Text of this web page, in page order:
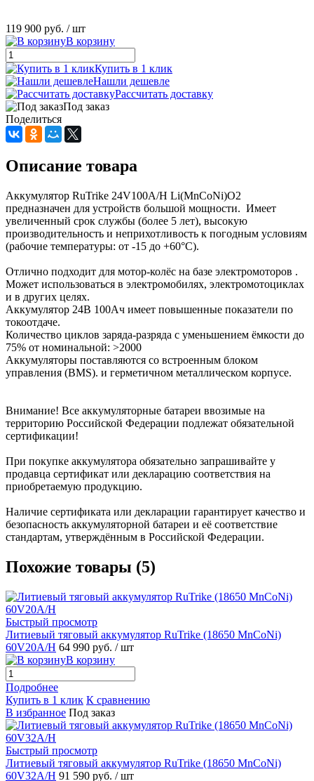
119 900 руб. / шт
В корзину
Купить в 1 клик
Нашли дешевле
Рассчитать доставку
Под заказ
Поделиться
Описание товара
Аккумулятор RuTrike 24V100A/H Li(MnCoNi)O2
предназначен для устройств большой мощности. Имеет
увеличенный срок службы (более 5 лет), высокую
производительность и неприхотливость к погодным условиям
(рабочие температуры: от -15 до +60°С).
Отлично подходит для мотор-колёс на базе электромоторов .
Может использоваться в электромобилях, электромотоциклах
и в других целях.
Аккумулятор 24В 100Ач имеет повышенные показатели по
токоотдаче.
Количество циклов заряда-разряда с уменьшением ёмкости до
75% от номинальной: >2000
Аккумуляторы поставляются со встроенным блоком
управления (BMS). и герметичном металлическом корпусе.
Внимание! Все аккумуляторные батареи ввозимые на
территорию Российской Федерации подлежат обязательной
сертификации!
При покупке аккумулятора обязательно запрашивайте у
продавца сертификат или декларацию соответствия на
приобретаемую продукцию.
Наличие сертификата или декларации гарантирует качество и
безопасность аккумуляторной батареи и её соответствие
стандартам, утверждённым в Российской Федерации.
Похожие товары (5)
Быстрый просмотр
Литиевый тяговый аккумулятор RuTrike (18650 MnCoNi)
60V20A/H 64 990 руб. / шт
В корзину
Подробнее
Купить в 1 клик К сравнению
В избранное Под заказ
Быстрый просмотр
Литиевый тяговый аккумулятор RuTrike (18650 MnCoNi)
60V32A/H 91 590 руб. / шт